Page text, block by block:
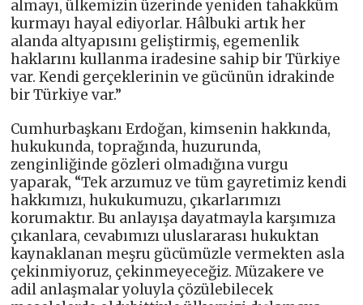
almayı, ülkemizin üzerinde yeniden tahakküm
kurmayı hayal ediyorlar. Hâlbuki artık her
alanda altyapısını geliştirmiş, egemenlik
haklarını kullanma iradesine sahip bir Türkiye
var. Kendi gerçeklerinin ve gücünün idrakinde
bir Türkiye var.”
Cumhurbaşkanı Erdoğan, kimsenin hakkında,
hukukunda, toprağında, huzurunda,
zenginliğinde gözleri olmadığına vurgu
yaparak, “Tek arzumuz ve tüm gayretimiz kendi
hakkımızı, hukukumuzu, çıkarlarımızı
korumaktır. Bu anlayışa dayatmayla karşımıza
çıkanlara, cevabımızı uluslararası hukuktan
kaynaklanan meşru gücümüzle vermekten asla
çekinmiyoruz, çekinmeyeceğiz. Müzakere ve
adil anlaşmalar yoluyla çözülebilecek